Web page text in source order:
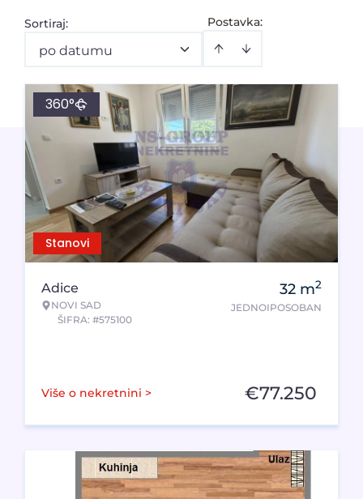
Postavka:
Sortiraj:
po datumu
Stanovi
360°
Adice
NOVI SAD
ŠIFRA: #575100
32 m2
JEDNOIPOSOBAN
Više o nekretnini > €77.250